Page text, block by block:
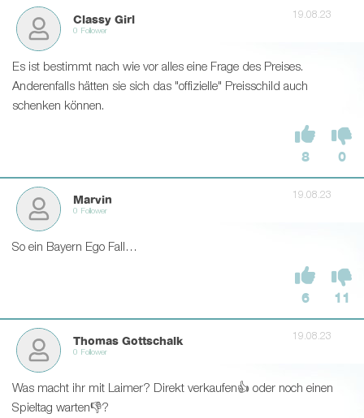
Classy Girl
0 Follower
19.08.23
Es ist bestimmt nach wie vor alles eine Frage des Preises.
Anderenfalls hätten sie sich das "offizielle" Preisschild auch
schenken können.
8 0
Marvin
0 Follower
19.08.23
So ein Bayern Ego Fall…
6 11
Thomas Gottschalk
0 Follower
19.08.23
Was macht ihr mit Laimer? Direkt verkaufen👍 oder noch einen
Spieltag warten👎?